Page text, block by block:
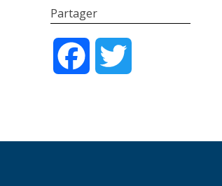
Partager
Facebook